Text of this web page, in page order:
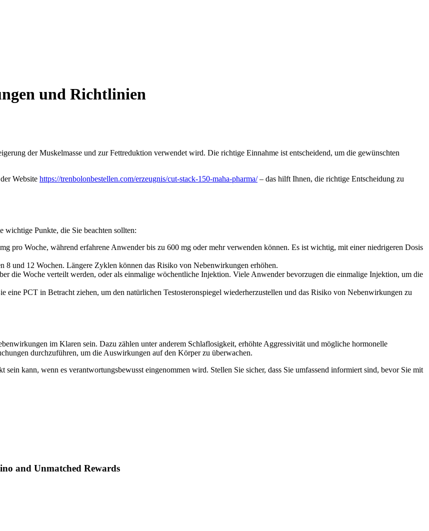
und Richtlinien
der Muskelmasse und zur Fettreduktion verwendet wird. Die richtige Einnahme ist entscheidend, um die gewünschten
Website https://trenbolonbestellen.com/erzeugnis/cut-stack-150-maha-pharma/– das hilft Ihnen, die richtige Entscheidung zu
Punkte, die Sie beachten sollten:
pro Woche, während erfahrene Anwender bis zu 600 mg oder mehr verwenden können. Es ist wichtig, mit einer niedrigeren Dosis
8 und 12 Wochen. Längere Zyklen können das Risiko von Nebenwirkungen erhöhen.
die Woche verteilt werden, oder als einmalige wöchentliche Injektion. Viele Anwender bevorzugen die einmalige Injektion, um die
eine PCT in Betracht ziehen, um den natürlichen Testosteronspiegel wiederherzustellen und das Risiko von Nebenwirkungen zu
im Klaren sein. Dazu zählen unter anderem Schlaflosigkeit, erhöhte Aggressivität und mögliche hormonelle
durchzuführen, um die Auswirkungen auf den Körper zu überwachen.
sein kann, wenn es verantwortungsbewusst eingenommen wird. Stellen Sie sicher, dass Sie umfassend informiert sind, bevor Sie mit
and Unmatched Rewards